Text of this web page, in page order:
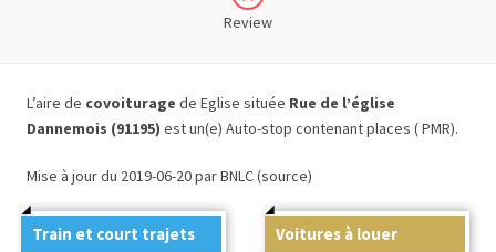
Review
L’aire de covoiturage de Eglise située Rue de l’église
Dannemois (91195) est un(e) Auto-stop contenant places ( PMR).
Mise à jour du 2019-06-20 par BNLC (source)
Train et court trajets Voitures à louer